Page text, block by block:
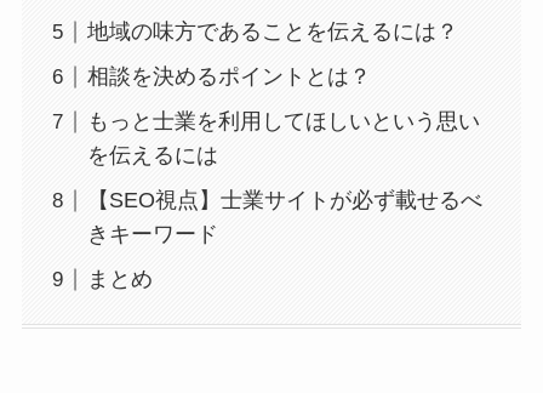
地域の味方であることを伝えるには？
相談を決めるポイントとは？
もっと士業を利用してほしいという思い
を伝えるには
【SEO視点】士業サイトが必ず載せるべ
きキーワード
まとめ